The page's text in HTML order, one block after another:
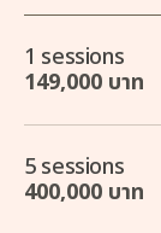
1 sessions
149,000 บาท
5 sessions
400,000 บาท